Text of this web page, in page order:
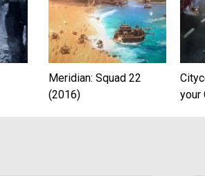
Meridian: Squad 22
(2016)
your